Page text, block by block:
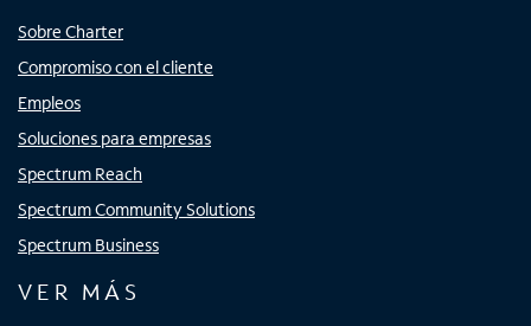
Sobre Charter
Compromiso con el cliente
Empleos
Soluciones para empresas
Spectrum Reach
Spectrum Community Solutions
Spectrum Business
VER MÁS